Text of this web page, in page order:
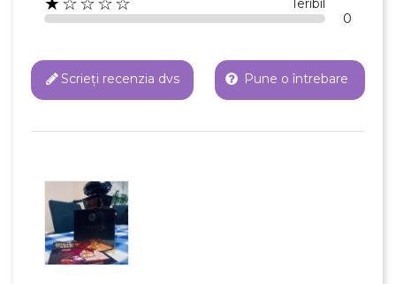
Teribil
0
Scrieți recenzia dvs Pune o întrebare